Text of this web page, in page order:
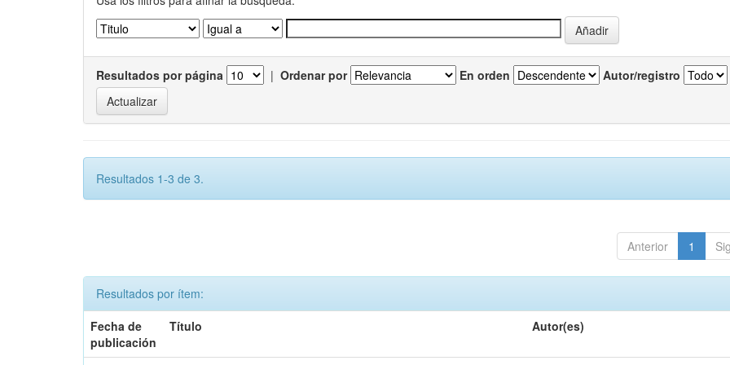
Resultados por página | Ordenar por En orden Autor/registro
Resultados 1-3 de 3.
Anterior 1
Resultados por ítem:
Fecha de
publicación
Título Autor(es)